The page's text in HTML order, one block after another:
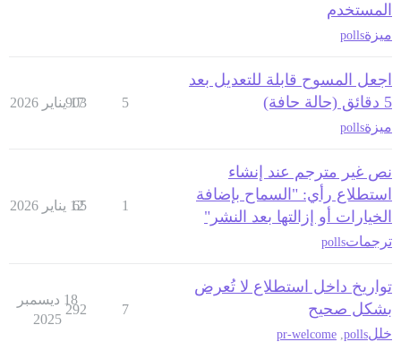
المستخدم
ميزةpolls
اجعل المسوح قابلة للتعديل بعد
5 دقائق (حالة حافة)
ميزةpolls
5
903
17 يناير 2026
نص غير مترجم عند إنشاء
استطلاع رأي: "السماح بإضافة
الخيارات أو إزالتها بعد النشر"
ترجماتpolls
1
65
12 يناير 2026
تواريخ داخل استطلاع لا تُعرض
بشكل صحيح
خللpolls
pr-welcome
7
292
18 ديسمبر
2025